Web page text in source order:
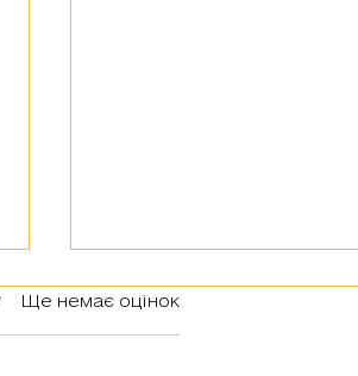
"Хто як не ми?", — позивний
"Ганджубас" про свій вибір
Ще немає оцінок